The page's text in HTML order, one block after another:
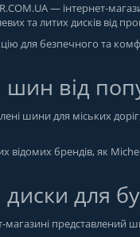
— інтернет-
та литих дисків від
для безпечного та
шин від
шини для міських
брендів, як
диски для
представлений